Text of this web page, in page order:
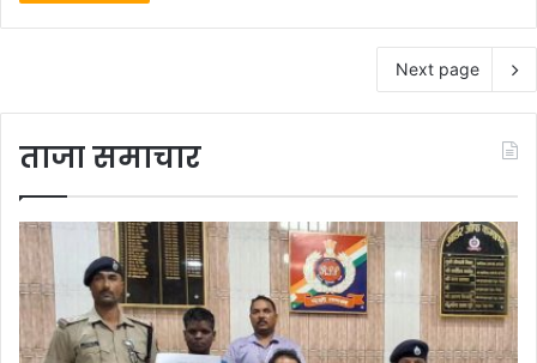
Next page
ताजा समाचार